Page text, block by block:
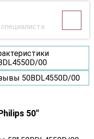
00
50BDL4550D/00
50"